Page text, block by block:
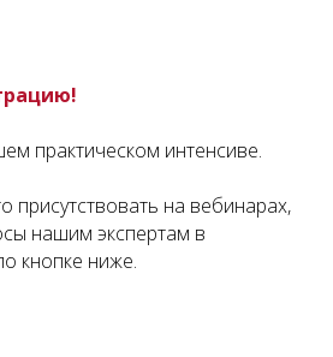
практическом интенсиве.
присутствовать на вебинарах,
нашим экспертам в
кнопке ниже.